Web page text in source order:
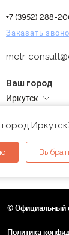
+7 (3952) 288-
Заказать
metr-
Ваш город
Иркутск
© Официальный
Политика